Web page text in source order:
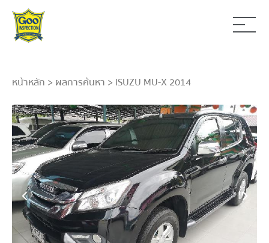
หน้าหลัก > ผลการค้นหา > ISUZU MU-X 2014